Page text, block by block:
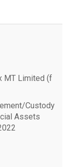
MT Limited (f
Custody
Assets